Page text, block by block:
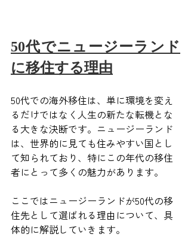
50代でニュージーランド
に移住する理由
50代での海外移住は、単に環境を変え
るだけではなく人生の新たな転機とな
る大きな決断です。ニュージーランド
は、世界的に見ても住みやすい国とし
て知られており、特にこの年代の移住
者にとって多くの魅力があります。
ここではニュージーランドが50代の移
住先として選ばれる理由について、具
体的に解説していきます。